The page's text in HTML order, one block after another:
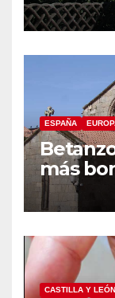
ESPAÑA
más
CASTILLA Y LEÓN